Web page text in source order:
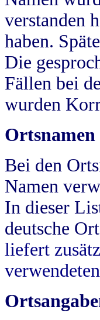
verstanden
haben.
Die
Fällen bei
wurden
Ortsnamen
Bei den
Namen
In dieser
deutsche
liefert